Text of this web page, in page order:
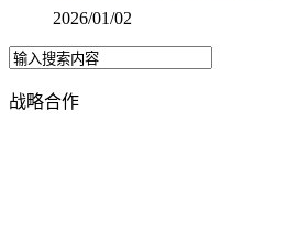
2026/01/02
战略合作